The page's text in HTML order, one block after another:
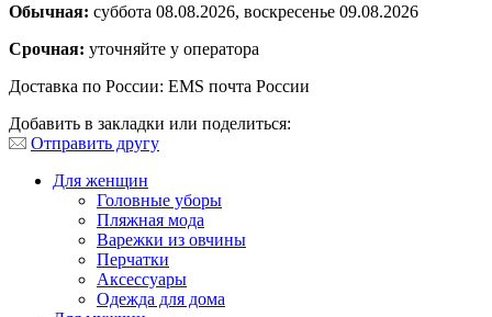
Обычная: суббота 08.08.2026, воскресенье 09.08.2026
Срочная: уточняйте у оператора
Доставка по России: EMS почта России
Добавить в закладки или поделиться:
Отправить другу
Для женщин
Головные уборы
Пляжная мода
Варежки из овчины
Перчатки
Аксессуары
Одежда для дома